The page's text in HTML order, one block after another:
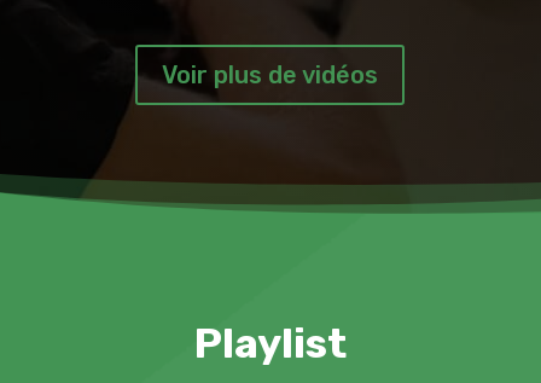
Voir plus de vidéos
Playlist